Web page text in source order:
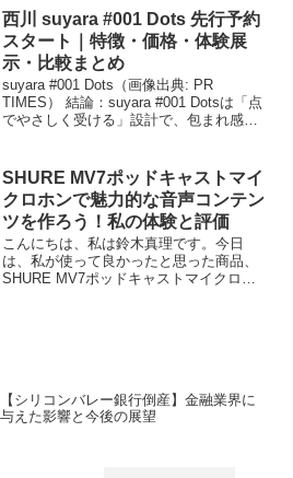
西川 suyara #001 Dots 先行予約
スタート｜特徴・価格・体験展
示・比較まとめ
suyara #001 Dots（画像出典: PR
TIMES） 結論：suyara #001 Dotsは「点
でやさしく受ける」設計で、包まれ感と
失敗しにくい選び方がで...
SHURE MV7ポッドキャストマイ
クロホンで魅力的な音声コンテン
ツを作ろう！私の体験と評価
こんにちは、私は鈴木真理です。今日
は、私が使って良かったと思った商品、
SHURE MV7ポッドキャストマイクロホ
【シリコンバレー銀行倒産】金融業界に
与えた影響と今後の展望